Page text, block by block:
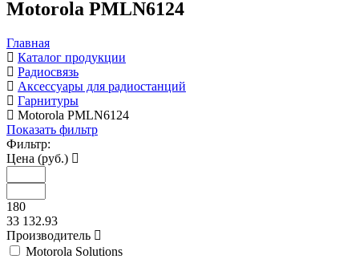
Motorola PMLN6124
Главная
Каталог продукции
Радиосвязь
Аксессуары для радиостанций
Гарнитуры
Motorola PMLN6124
Показать фильтр
Фильтр:
Цена (руб.)
180
33 132.93
Производитель
Motorola Solutions